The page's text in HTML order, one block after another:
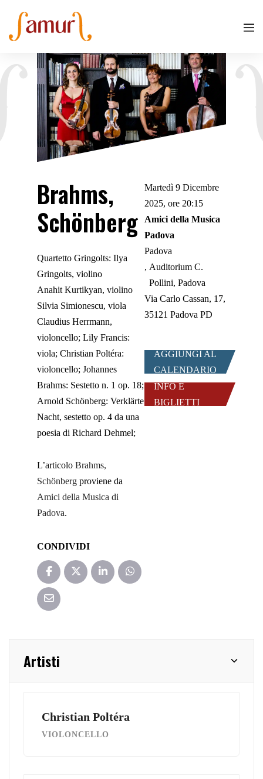
Brahms,
Schönberg
Quartetto Gringolts: Ilya
Gringolts, violino
Anahit Kurtikyan, violino
Silvia Simionescu, viola
Claudius Herrmann,
violoncello; Lily Francis:
viola; Christian Poltéra:
violoncello; Johannes
Brahms: Sestetto n. 1 op. 18;
Arnold Schönberg: Verklärte
Nacht, sestetto op. 4 da una
poesia di Richard Dehmel;
L’articolo Brahms,
Schönberg proviene da
Amici della Musica di
Padova.
CONDIVIDI
Martedì 9 Dicembre
2025, ore 20:15
Amici della Musica
Padova
Padova
Auditorium C.
Pollini, Padova
Via Carlo Cassan, 17,
35121 Padova PD
AGGIUNGI AL
CALENDARIO
INFO E
BIGLIETTI
Artisti
Christian Poltéra
VIOLONCELLO